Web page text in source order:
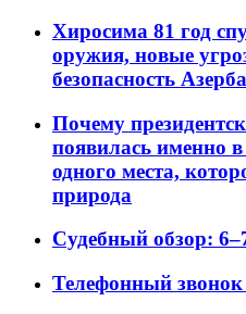
Хиросима 81 год
оружия, новые
безопасность
Почему
появилась именно
одного места,
природа
Судебный обзор:
Телефонный звонок